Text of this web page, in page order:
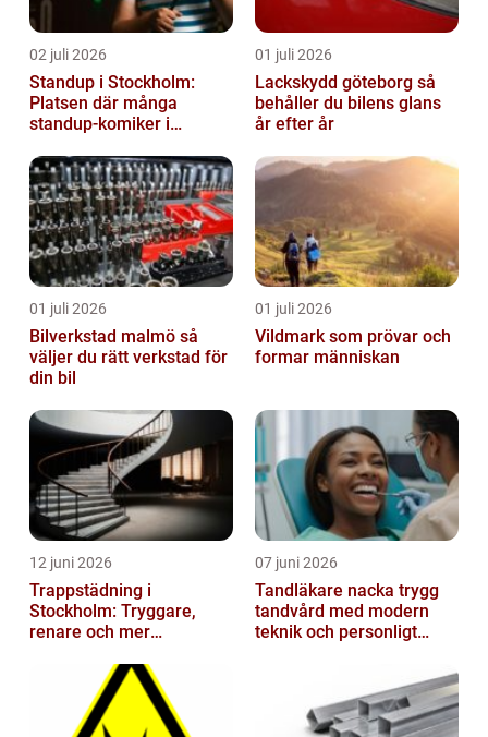
02 juli 2026
Standup i Stockholm:
Platsen där många
standup-komiker i
01 juli 2026
Lackskydd göteborg så
behåller du bilens glans
år efter år
01 juli 2026
Bilverkstad malmö så
väljer du rätt verkstad för
din bil
01 juli 2026
Vildmark som prövar och
formar människan
12 juni 2026
Trappstädning i
Stockholm: Tryggare,
renare och mer
07 juni 2026
Tandläkare nacka trygg
tandvård med modern
teknik och personligt